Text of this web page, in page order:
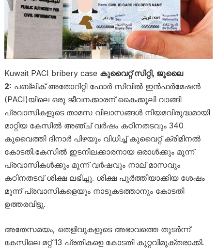
Kuwait PACI bribery case കുവൈറ്റ് സിറ്റി, ജൂലൈ
2: പബ്ലിക് അതോറിറ്റി ഫോർ സിവിൽ ഇൻഫർമേഷൻ
(PACI)യിലെ ഒരു ജീവനക്കാരന് കൈക്കൂലി വാങ്ങി
പ്രവാസികളുടെ താമസ വിലാസങ്ങൾ നിയമവിരുദ്ധമായി
മാറ്റിയ കേസിൽ അഞ്ച് വർഷം കഠിനതടവും 340
കുവൈത്തി ദിനാർ പിഴയും വിധിച്ച് കുവൈറ്റ് ക്രിമിനൽ
കോടതി.കേസിൽ ഇടനിലക്കാരനായ ഒരാൾക്കും മൂന്ന്
പ്രവാസികൾക്കും മൂന്ന് വർഷവും നാല് മാസവും
കഠിനതടവ് ശിക്ഷ ലഭിച്ചു. ശിക്ഷ പൂർത്തിയാക്കിയ ശേഷം
മൂന്ന് പ്രവാസികളെയും നാടുകടത്താനും കോടതി
ഉത്തരവിട്ടു.
അതേസമയം, തെളിവുകളുടെ അഭാവത്തെ തുടർന്ന്
കേസിലെ മറ്റ് 13 പ്രതികളെ കോടതി കുറ്റവിമുക്തരാക്കി.